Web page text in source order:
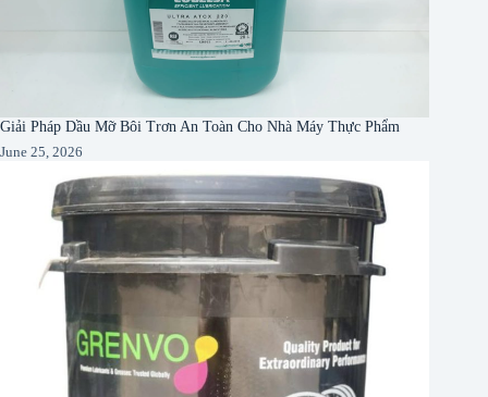
Giải Pháp Dầu Mỡ Bôi Trơn An Toàn Cho Nhà Máy Thực Phẩm
June 25, 2026